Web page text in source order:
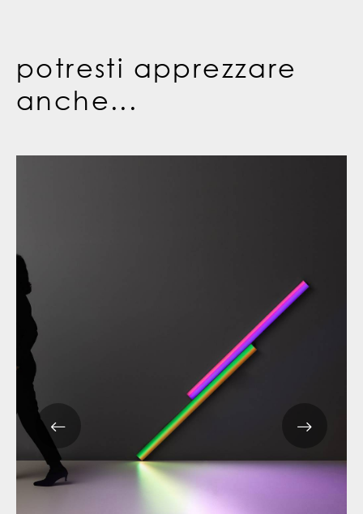
potresti apprezzare
anche...